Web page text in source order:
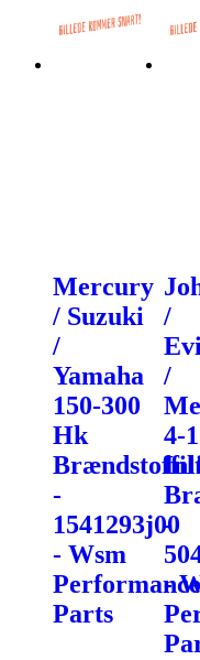
Mercury
/ Suzuki
/
Yamaha
150-300
Hk
-
1541293j00
- Wsm
Performance
Parts
/
/
4-
-
-